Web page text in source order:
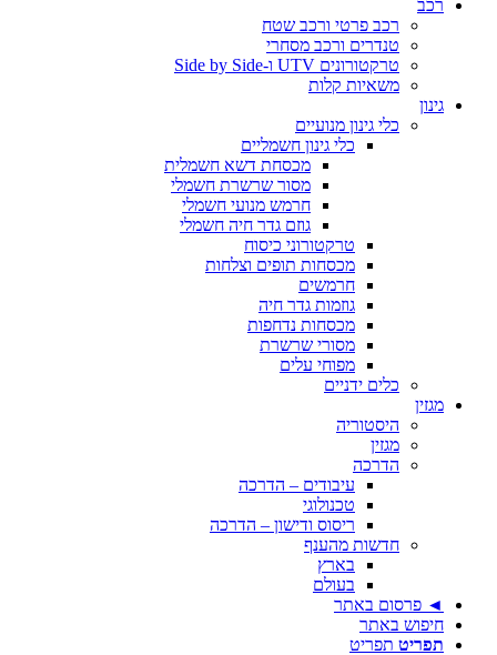
רכב
רכב פרטי ורכב שטח
טנדרים ורכב מסחרי
טרקטורונים UTV ו-Side by Side
משאיות קלות
גינון
כלי גינון מנועיים
כלי גינון חשמליים
מכסחת דשא חשמלית
מסור שרשרת חשמלי
חרמש מנועי חשמלי
גוזם גדר חיה חשמלי
טרקטורוני כיסוח
מכסחות תופים וצלחות
חרמשים
גוזמות גדר חיה
מכסחות נדחפות
מסורי שרשרת
מפוחי עלים
כלים ידניים
מגזין
היסטוריה
מגזין
הדרכה
עיבודים – הדרכה
טכנולוגי
ריסוס ודישון – הדרכה
חדשות מהענף
בארץ
בעולם
◄ פרסום באתר
חיפוש באתר
תפריט תפריט